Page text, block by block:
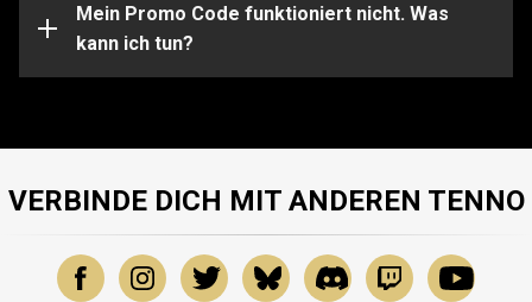
Mein Promo Code funktioniert nicht. Was
kann ich tun?
Unterstützung bei bestimmten Problemen sende bitte
eine Anfrage an unser
VERBINDE DICH MIT ANDEREN TENNO